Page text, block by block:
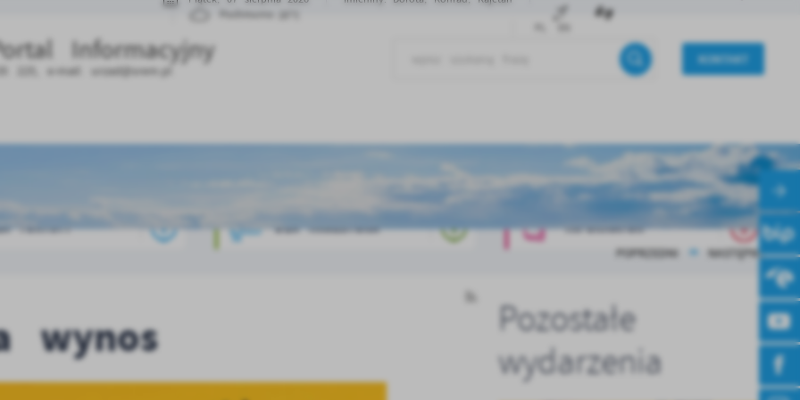
Informacyjny
225, e-mail: urzad@srem.pl
KONTAKT
TURYSTY DLA INWESTORA INFORMATOR
POPRZEDNI NASTĘPNY
wynos
Pozostałe
wydarzenia